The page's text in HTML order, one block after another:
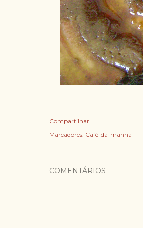
Compartilhar
Marcadores: Café-da-manhã
COMENTÁRIOS